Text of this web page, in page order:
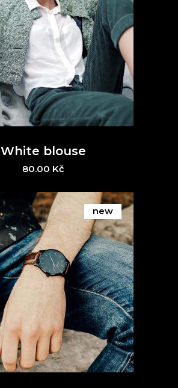
White blouse
80.00 Kč
new